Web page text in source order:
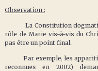
Observation :
La Constitution
rôle de Marie vis-à-vis du
pas être un point final.
Par exemple, les
reconnues en 2002)